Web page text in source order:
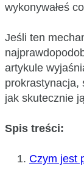
wykonywałeś
Jeśli ten
artykule
prokrastynacja,
jak skutecznie
Spis treści:
Czym jest